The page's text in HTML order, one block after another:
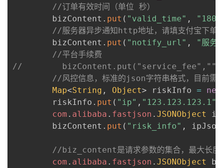
//订单有效时间（单位 秒）
        bizContent
. put ( "valid_time" , "180"
//服务器异步通知http地址，请填支付宝下单
        bizContent
. put ( "notify_url" ,
"服务
//平台手续费
//
//风控信息，标准的json字符串格式，
Map<String , Object> riskInfo =
new
        riskInfo
. put ( "ip" , "123.123.123.1"
com . alibaba . fastjson . JSONObject
        bizContent
. put ( "risk_info" , ipJson
//biz_content是请求参数的集合，最大长度
com . alibaba . fastjson . JSONObject